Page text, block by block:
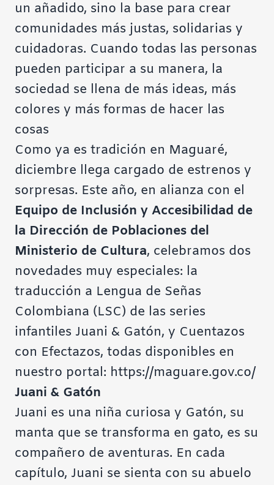
un añadido, sino la base para crear
comunidades más justas, solidarias y
cuidadoras. Cuando todas las personas
pueden participar a su manera, la
sociedad se llena de más ideas, más
colores y más formas de hacer las
cosas
Como ya es tradición en Maguaré,
diciembre llega cargado de estrenos y
sorpresas. Este año, en alianza con el
Equipo de Inclusión y Accesibilidad de
la Dirección de Poblaciones del
Ministerio de Cultura, celebramos dos
novedades muy especiales: la
traducción a Lengua de Señas
Colombiana (LSC) de las series
infantiles Juani & Gatón, y Cuentazos
con Efectazos, todas disponibles en
nuestro portal: https://maguare.gov.co/
Juani & Gatón
Juani es una niña curiosa y Gatón, su
manta que se transforma en gato, es su
compañero de aventuras. En cada
capítulo, Juani se sienta con su abuelo